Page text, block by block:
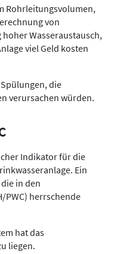
Rohrleitungsvolumen,
von
Wasseraustausch,
viel Geld kosten
die
verursachen würden.
Indikator für die
Ein
in den
PWC) herrschende
hat das
liegen.